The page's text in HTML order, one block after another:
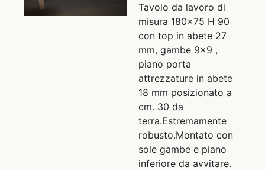
Tavolo da lavoro di
misura 180×75 H 90
con top in abete 27
mm, gambe 9×9 ,
piano porta
attrezzature in abete
18 mm posizionato a
cm. 30 da
terra.Estremamente
robusto.Montato con
sole gambe e piano
inferiore da avvitare.